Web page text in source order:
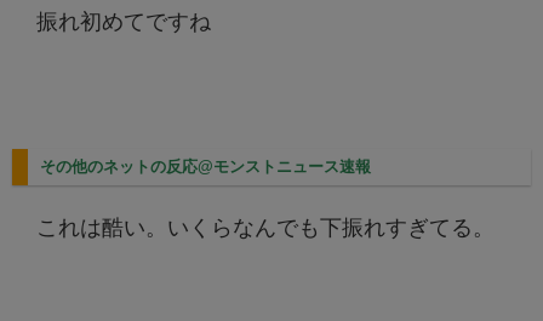
振れ初めてですね
その他のネットの反応@モンストニュース速報
これは酷い。いくらなんでも下振れすぎてる。